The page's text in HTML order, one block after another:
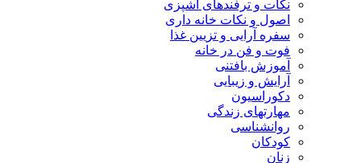
نکات و ترفندهای آشپزی
اصول و نکات خانه داری
سفره آرایی و تزیین غذا
فوت و فن در خانه
آموزش بافتنی
آرایش و زیبایی
دکوراسیون
مهارتهای زندگی
روانشناسی
کودکان
زنان